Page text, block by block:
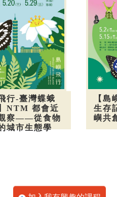
行-臺灣蝶蛾
NTM 都會近
察——從食物
城市生態學
【島
生存
嶼共